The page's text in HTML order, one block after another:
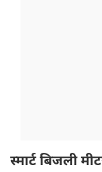
स्मार्ट बिजली